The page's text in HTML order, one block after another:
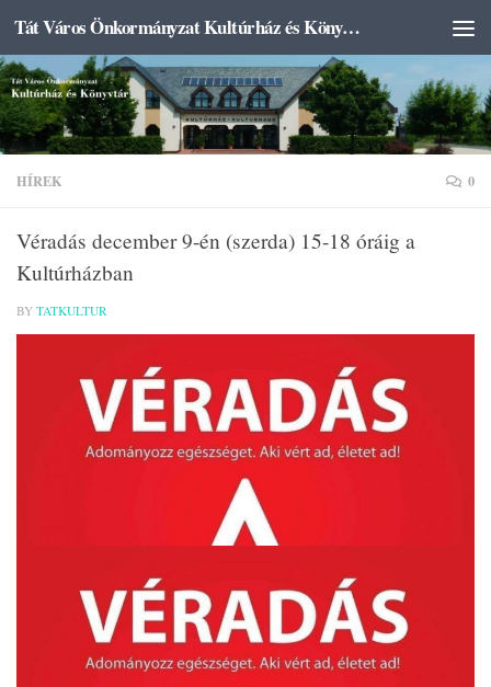
Skip to content Tát Város Önkormányzat Kultúrház és Könyvtár
HÍREK 0
Véradás december 9-én (szerda) 15-18 óráig a
Kultúrházban
BY TATKULTUR